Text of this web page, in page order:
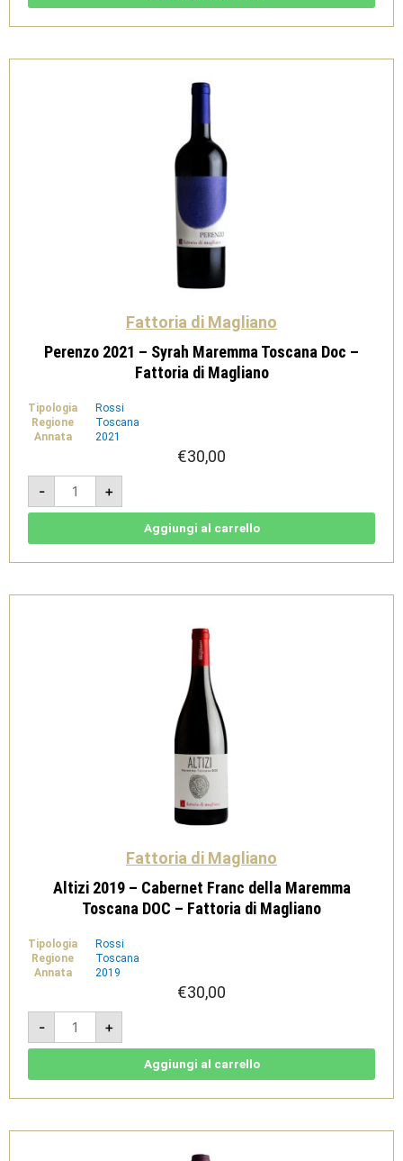
-
Magliano
Fattoria di Magliano
Perenzo 2021 – Syrah Maremma Toscana Doc –
Fattoria di Magliano
Tipologia
Rossi
Regione
Toscana
Annata
2021
€30,00
-
Perenzo
2021
-
Syrah
-
Magliano
+
Aggiungi al carrello
Fattoria di Magliano
Altizi 2019 – Cabernet Franc della Maremma
Toscana DOC – Fattoria di Magliano
Tipologia
Rossi
Regione
Toscana
Annata
2019
€30,00
-
Altizi
2019
-
Cabernet
Toscana
Fattoria
+
Aggiungi al carrello